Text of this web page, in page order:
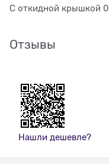
С откидной крышкой 0
Отзывы
Нашли дешевле?